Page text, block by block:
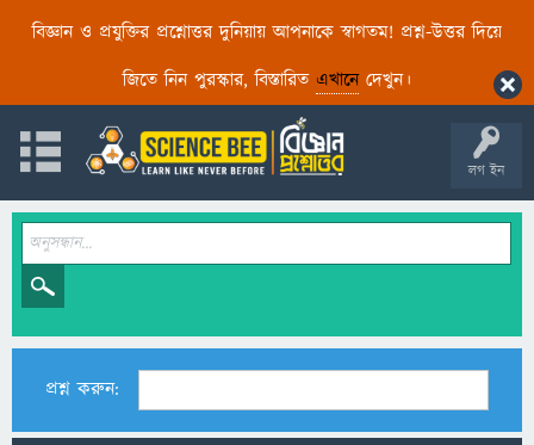
বিজ্ঞান ও প্রযুক্তির প্রশ্নোত্তর দুনিয়ায় আপনাকে স্বাগতম! প্রশ্ন-উত্তর দিয়ে
জিতে নিন পুরস্কার, বিস্তারিত এখানেদেখুন।
লগ ইন
প্রশ্ন করুন: